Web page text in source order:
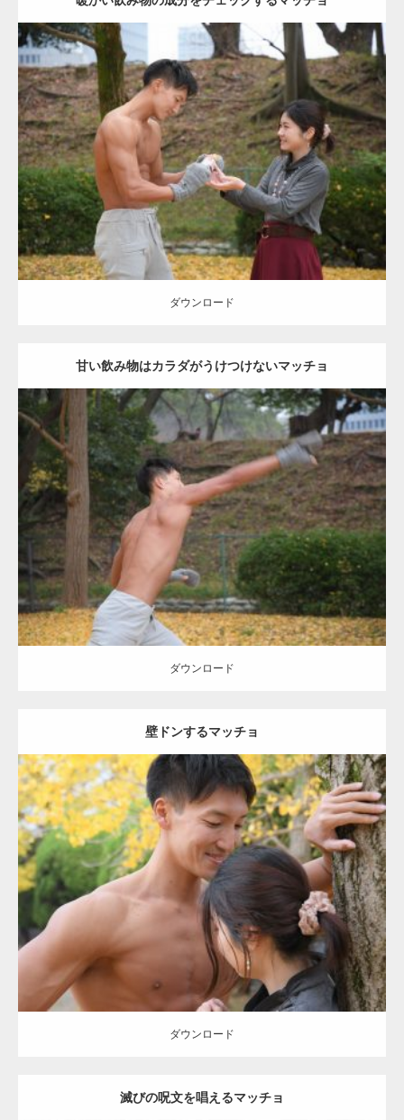
Update:2021.07.8
Category:公園のマッチョ その他 AKIHITO(細マッチョ) 上腕三頭筋
肩
ダウンロード
ダウンロード
甘い飲み物はカラダがうけつけないマッチョ
Update:2021.07.8
Category: 公園のマッチョ その他 AKIHITO(細マッチョ) 背中
ダウンロード
ダウンロード
壁ドンするマッチョ
Update: 2021.07.8
Category:公園のマッチョ その他 AKIHITO(細マッチョ) 大胸筋 肩 腹
筋
ダウンロード
滅びの呪文を唱えるマッチョ
【YouTube】マッチョフリー素材メンバーが
ギネス世界記録…
【TV】TBS番組「ひるおび」にてマッスルプ